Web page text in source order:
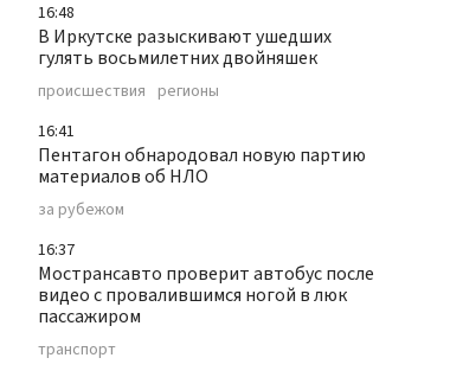
16:48
В Иркутске разыскивают ушедших
гулять восьмилетних двойняшек
происшествия регионы
16:41
Пентагон обнародовал новую партию
материалов об НЛО
за рубежом
16:37
Мострансавто проверит автобус после
видео с провалившимся ногой в люк
пассажиром
транспорт